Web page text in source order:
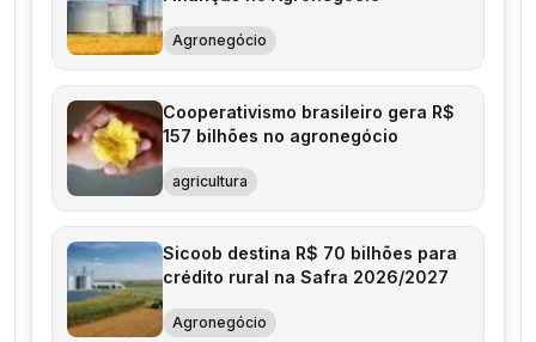
Agronegócio
Cooperativismo brasileiro gera R$
157 bilhões no agronegócio
agricultura
Sicoob destina R$ 70 bilhões para
crédito rural na Safra 2026/2027
Agronegócio